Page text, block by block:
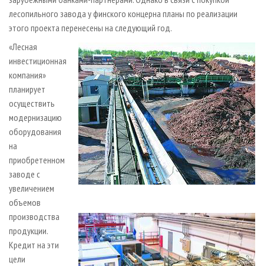
лесопильного завода у финского концерна планы по реализации
этого проекта перенесены на следующий год.
«Лесная
инвестиционная
компания»
планирует
осуществить
модернизацию
оборудования
на
приобретенном
заводе с
увеличением
объемов
производства
продукции.
Кредит на эти
цели